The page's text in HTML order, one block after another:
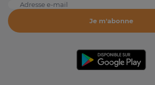
Adresse e-mail
Je m'abonne